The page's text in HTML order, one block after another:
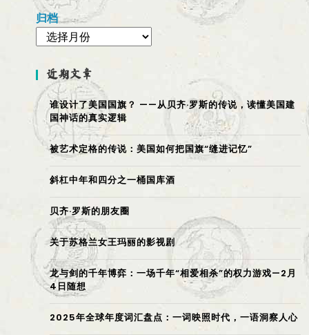
归档
近期文章
谁设计了美国国旗？ ——从贝齐·罗斯的传说，读懂美国建
国神话的真实逻辑
被艺术定格的传说：美国如何把国旗“缝进记忆”
斜杠中年和四分之一桶国库酒
贝齐·罗斯的朋友圈
关于苏格兰女王玛丽的影视剧
龙与剑的千年博弈：一场千年“相爱相杀”的权力游戏—2月
4日随想
2025年全球年度词汇盘点：一词映照时代，一语洞察人心